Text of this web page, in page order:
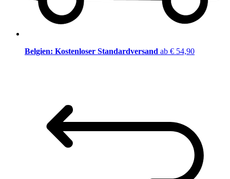
Belgien: Kostenloser Standardversand ab € 54,90